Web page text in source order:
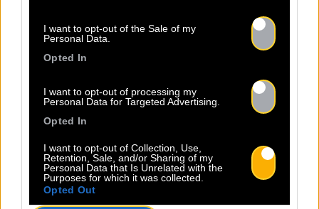
I want to opt-out of the Sale of my
Personal Data.
Opted In
I want to opt-out of processing my
Personal Data for Targeted Advertising.
Opted In
I want to opt-out of Collection, Use,
Retention, Sale, and/or Sharing of my
Personal Data that Is Unrelated with the
Purposes for which it was collected.
Opted Out
INSCRIPTION AU BACO WRITING
CAMP 2026 – BORDEAUX